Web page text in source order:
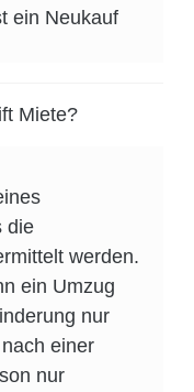
ein Neukauf
Miete?
die
werden.
ein Umzug
nur
einer
nur